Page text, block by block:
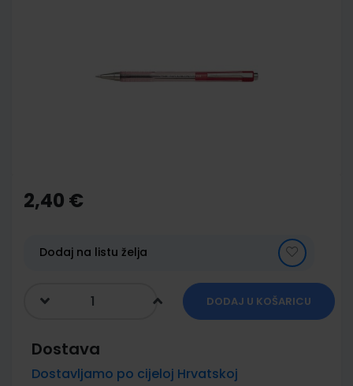
the
beginning
gallery
2,40 €
Dodaj na listu želja
DODAJ U KOŠARICU
Dostava
Dostavljamo po cijeloj Hrvatskoj